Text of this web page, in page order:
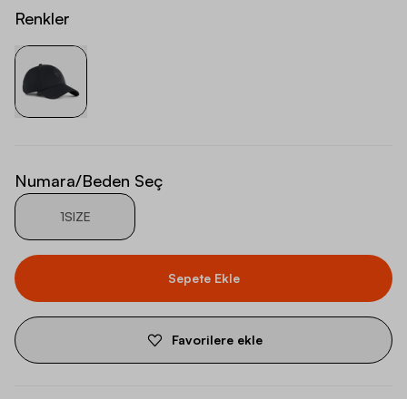
Renkler
Numara/Beden Seç
1SIZE
Sepete Ekle
Favorilere ekle